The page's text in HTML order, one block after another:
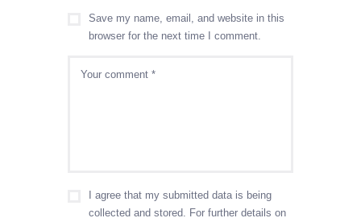
Save my name, email, and website in this
browser for the next time I comment.
I agree that my submitted data is being
collected and stored. For further details on